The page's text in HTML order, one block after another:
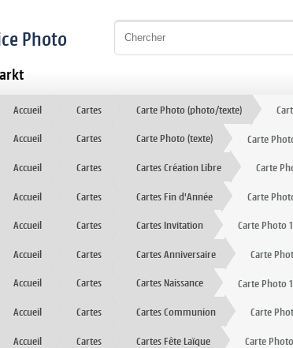
Photo
Accueil Cartes Carte Photo (photo/texte)
Accueil Cartes Carte Photo (texte) Carte
Accueil Cartes Cartes Création Libre Carte
Accueil Cartes Cartes Fin d'Année Carte
Accueil Cartes Cartes Invitation Carte Photo
Accueil Cartes Cartes Anniversaire Carte
Accueil Cartes Cartes Naissance Carte Photo
Accueil Cartes Cartes Communion Carte
Accueil Cartes Cartes Fête Laïque Carte